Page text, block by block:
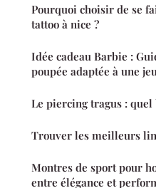
Pourquoi choisir de se
tattoo à nice ?
Idée cadeau Barbie :
poupée adaptée à une
Le piercing tragus :
Trouver les meilleurs
Montres de sport pour
entre élégance et